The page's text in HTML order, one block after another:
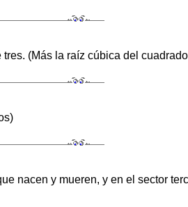
(Más la raíz cúbica del
nacen y mueren, y en el sector